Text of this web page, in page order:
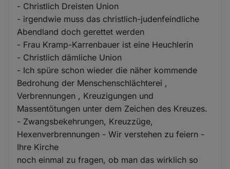
- Christlich Dreisten Union
- irgendwie muss das christlich-judenfeindliche
Abendland doch gerettet werden
- Frau Kramp-Karrenbauer ist eine Heuchlerin
- Christlich dämliche Union
- Ich spüre schon wieder die näher kommende
Bedrohung der Menschenschlächterei ,
Verbrennungen , Kreuzigungen und
Massentötungen unter dem Zeichen des Kreuzes.
- Zwangsbekehrungen, Kreuzzüge,
Hexenverbrennungen - Wir verstehen zu feiern -
Ihre Kirche
noch einmal zu fragen, ob man das wirklich so